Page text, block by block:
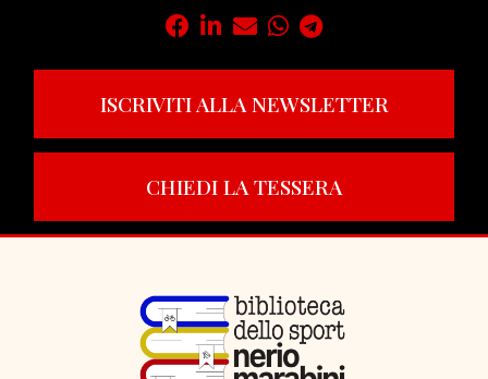
ISCRIVITI ALLA NEWSLETTER
CHIEDI LA TESSERA